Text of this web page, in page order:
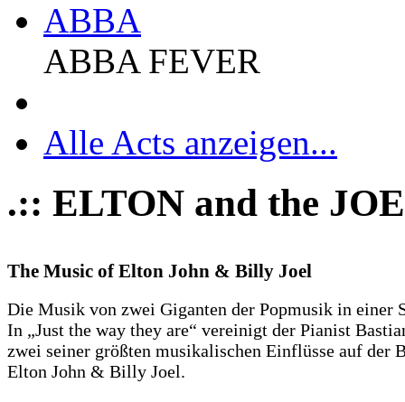
ABBA
ABBA FEVER
Alle Acts anzeigen...
.:: ELTON and the
The Music of Elton John & Billy Joel
Die Musik von zwei Giganten der Popmusik in einer
In „Just the way they are“ vereinigt der Pianist
zwei seiner größten musikalischen Einflüsse auf der
Elton John & Billy Joel.